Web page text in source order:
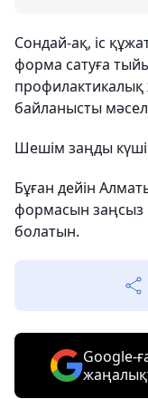
Сондай-ақ, іс
форма сатуға
байланысты
Шешім заңды
Бұған дейін
формасын заңсыз
болатын.
Google-